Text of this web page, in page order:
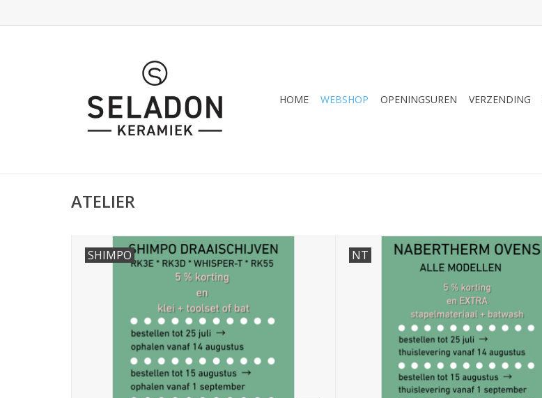
HOME WEBSHOP OPENINGSUREN VERZENDING
ATELIER
SHIMPO NT